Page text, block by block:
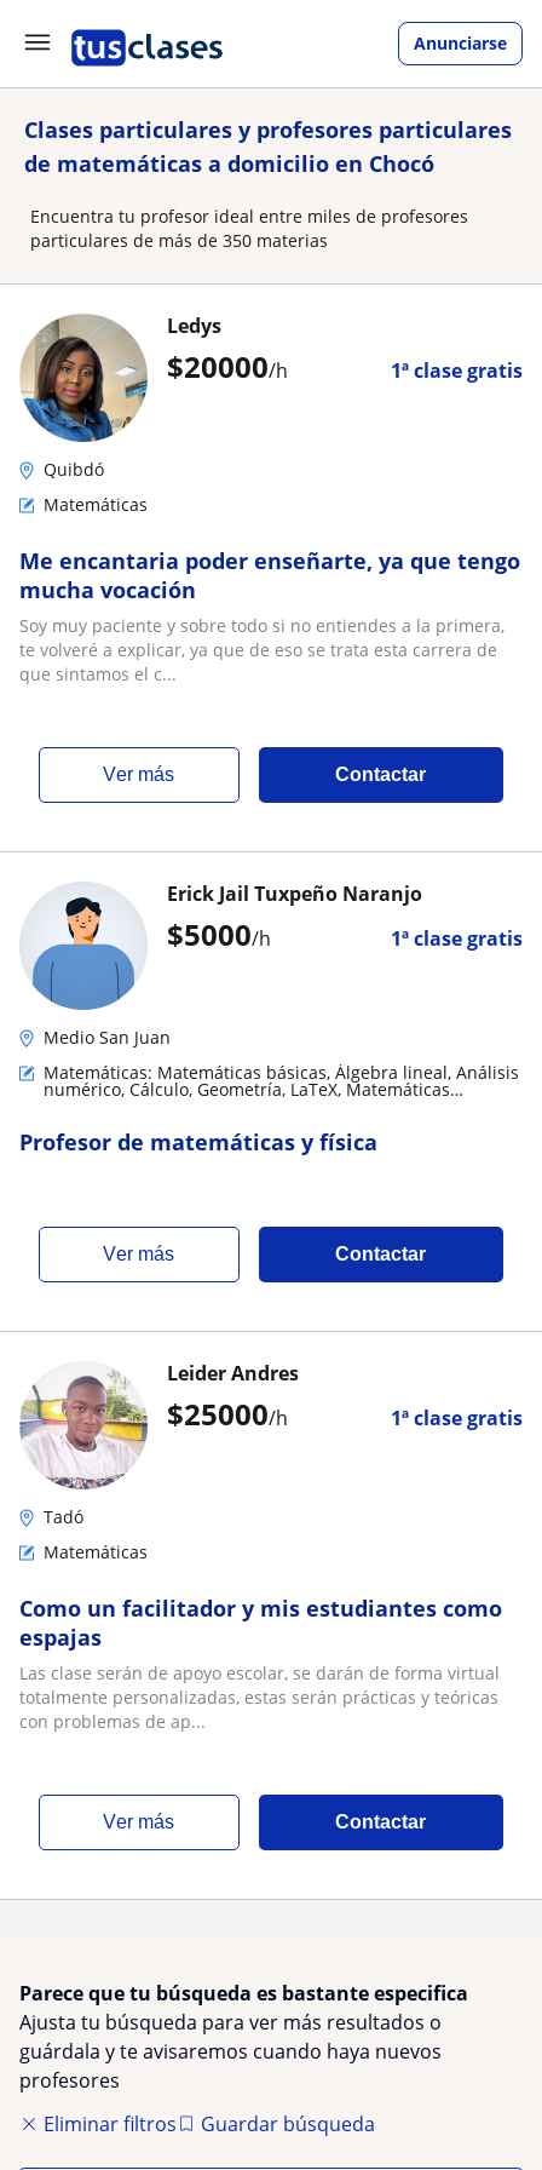
Anunciarse
Clases particulares y profesores particulares
de matemáticas a domicilio en Chocó
Encuentra tu profesor ideal entre miles de profesores
particulares de más de 350 materias
$20000/h 1ª clase gratis
Ledys
Quibdó
Matemáticas
Me encantaria poder enseñarte, ya que tengo
mucha vocación
Soy muy paciente y sobre todo si no entiendes a la primera,
te volveré a explicar, ya que de eso se trata esta carrera de
que sintamos el c...
ver más Contactar
$5000/h 1ª clase gratis
Erick Jail Tuxpeño Naranjo
Medio San Juan
Matemáticas: Matemáticas básicas, Álgebra lineal, Análisis
numérico, Cálculo, Geometría, LaTeX, Matemáticas
Profesor de matemáticas y física
ver más Contactar
$25000/h 1ª clase gratis
Leider Andres
Tadó
Matemáticas
Como un facilitador y mis estudiantes como
espajas
Las clase serán de apoyo escolar, se darán de forma virtual
totalmente personalizadas, estas serán prácticas y teóricas
con problemas de ap...
ver más Contactar
Parece que tu búsqueda es bastante especifica
Ajusta tu búsqueda para ver más resultados o
guárdala y te avisaremos cuando haya nuevos
profesores
Eliminar filtros
Guardar búsqueda